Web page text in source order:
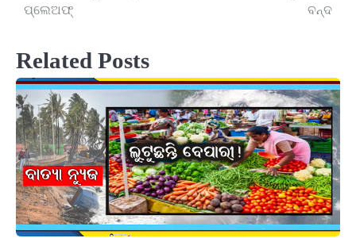
navigation
ପ୍ଲେଅଫ୍‌
ବନ୍ଦ
Related Posts